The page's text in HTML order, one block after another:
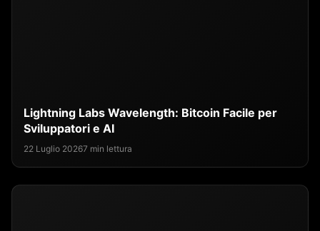
Lightning Labs Wavelength: Bitcoin Facile per
Sviluppatori e AI
22 Luglio 20267 min lettura